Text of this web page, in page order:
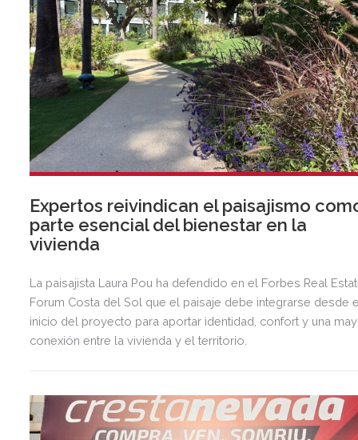
Expertos reivindican el paisajismo
parte esencial del bienestar en la
vivienda
La paisajista Laura Pou ha defendido en el Forbes Real
Forum Costa del Sol que el paisaje debe integrarse desde
inicio del proyecto para aportar identidad, confort y una
conexión entre la vivienda y el territorio.